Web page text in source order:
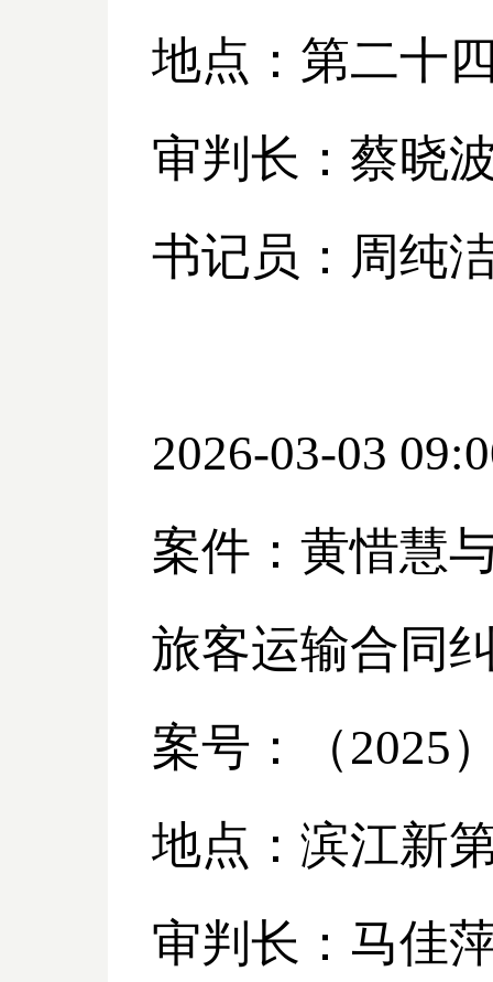
地点：第二十
审判长：蔡晓
书记员：周纯
2026-03-03
案件：黄惜慧
旅客运输合同
案号：（2025
地点：滨江新
审判长：马佳